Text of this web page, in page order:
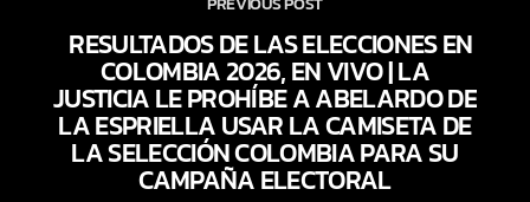
RESULTADOS DE LAS ELECCIONES EN
COLOMBIA 2026, EN VIVO | LA
JUSTICIA LE PROHÍBE A ABELARDO DE
LA ESPRIELLA USAR LA CAMISETA DE
LA SELECCIÓN COLOMBIA PARA SU
CAMPAÑA ELECTORAL